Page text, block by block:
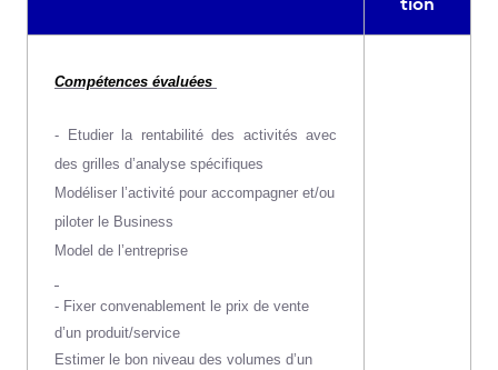
Compétences évaluées
- Etudier la rentabilité des activités avec
des grilles d’analyse spécifiques
Modéliser l’activité pour accompagner et/ou
piloter le Business
Model de l’entreprise
- Fixer convenablement le prix de vente
d’un produit/service
Estimer le bon niveau des volumes d’un